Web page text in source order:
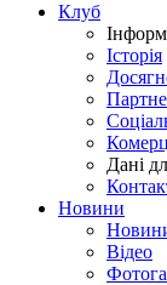
Клуб
Історія
Дані
Новини
Відео